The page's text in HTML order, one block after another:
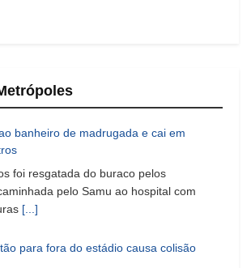
banheiro de madrugada e cai em
foi resgatada do buraco pelos
pelo Samu ao hospital com
[...]
para fora do estádio causa colisão